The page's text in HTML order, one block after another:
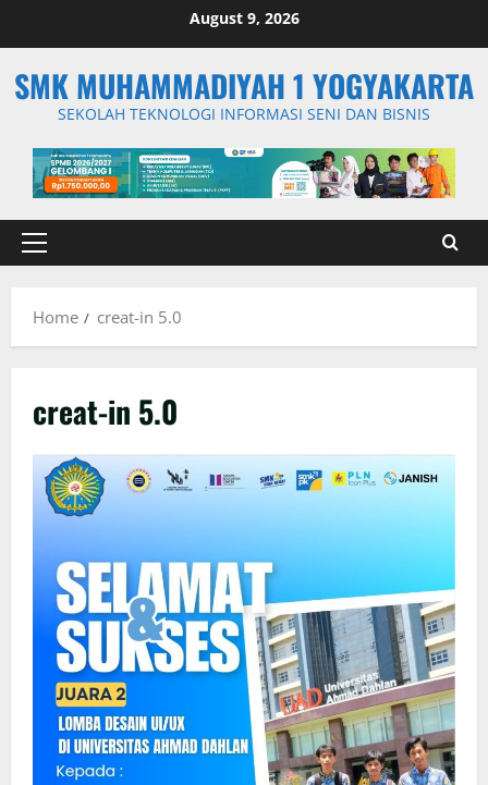
August 9, 2026
SMK MUHAMMADIYAH 1 YOGYAKARTA
SEKOLAH TEKNOLOGI INFORMASI SENI DAN BISNIS
Primary
Home
creat-in 5.0
creat-in 5.0